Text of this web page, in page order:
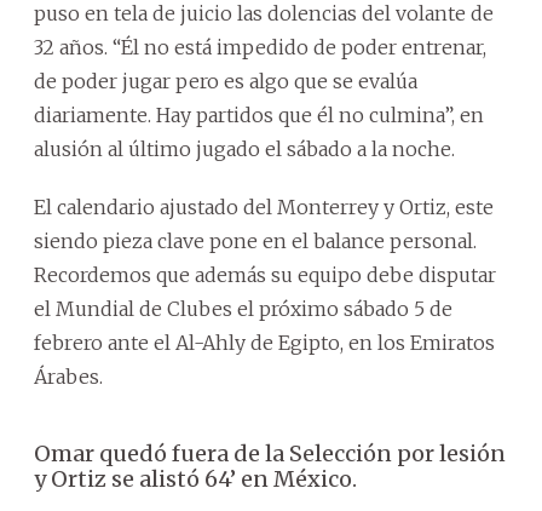
puso en tela de juicio las dolencias del volante de
32 años. “Él no está impedido de poder entrenar,
de poder jugar pero es algo que se evalúa
diariamente. Hay partidos que él no culmina”, en
alusión al último jugado el sábado a la noche.
El calendario ajustado del Monterrey y Ortiz, este
siendo pieza clave pone en el balance personal.
Recordemos que además su equipo debe disputar
el Mundial de Clubes el próximo sábado 5 de
febrero ante el Al-Ahly de Egipto, en los Emiratos
Árabes.
Omar quedó fuera de la Selección por lesión
y Ortiz se alistó 64’ en México.